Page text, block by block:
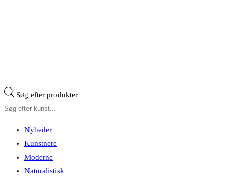
Søg efter produkter
Nyheder
Kunstnere
Moderne
Naturalistisk